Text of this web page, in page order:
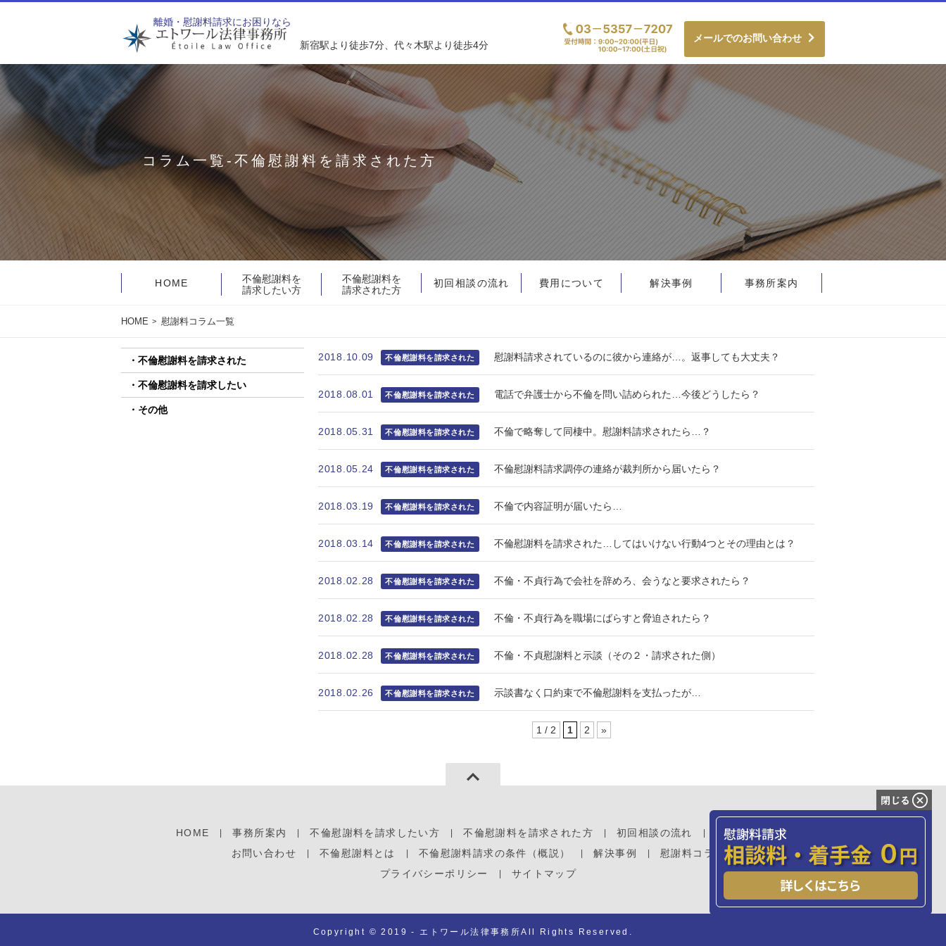
新宿駅より徒歩7分、代々木駅より徒歩4分
メールでのお問い合わせ
コラム一覧-不倫慰謝料を請求された方
HOME
不倫慰謝料を
請求したい方
不倫慰謝料を
請求された方
初回相談の流れ 費用について 解決事例 事務所案内
HOME 慰謝料コラム一覧
2018.10.09 不倫慰謝料を請求された 慰謝料請求されているのに彼から連絡が…。返事しても大丈夫？
2018.08.01 不倫慰謝料を請求された 電話で弁護士から不倫を問い詰められた…今後どうしたら？
2018.05.31 不倫慰謝料を請求された 不倫で略奪して同棲中。慰謝料請求されたら…？
2018.05.24 不倫慰謝料を請求された 不倫慰謝料請求調停の連絡が裁判所から届いたら？
2018.03.19 不倫慰謝料を請求された 不倫で内容証明が届いたら…
2018.03.14 不倫慰謝料を請求された 不倫慰謝料を請求された…してはいけない行動4つとその理由とは？
2018.02.28 不倫慰謝料を請求された 不倫・不貞行為で会社を辞めろ、会うなと要求されたら？
2018.02.28 不倫慰謝料を請求された 不倫・不貞行為を職場にばらすと脅迫されたら？
2018.02.28 不倫慰謝料を請求された 不倫・不貞慰謝料と示談（その２・請求された側）
2018.02.26 不倫慰謝料を請求された 示談書なく口約束で不倫慰謝料を支払ったが…
1 / 2 1 2 »
不倫慰謝料を請求された
不倫慰謝料を請求したい
その他
HOME 事務所案内 不倫慰謝料を請求したい方 不倫慰謝料を請求された方 初回相談の流れ
費用について
お問い合わせ
不倫慰謝料とは 不倫慰謝料請求の条件（概説） 解決事例
慰謝料コラム
プライバシーポリシー
サイトマップ
Copyright © 2019 - エトワール法律事務所All Rights Reserved.